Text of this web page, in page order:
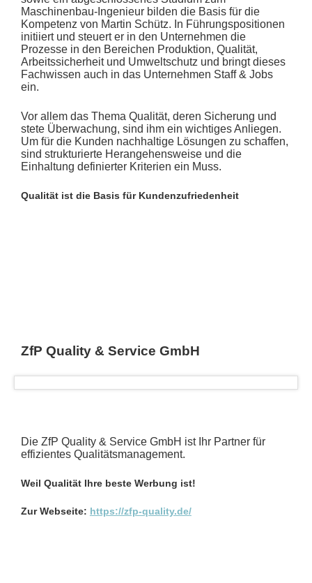
Maschinenbau-Ingenieur bilden die Basis für die
Kompetenz von Martin Schütz. In Führungspositionen
initiiert und steuert er in den Unternehmen die
Prozesse in den Bereichen Produktion, Qualität,
Arbeitssicherheit und Umweltschutz und bringt dieses
Fachwissen auch in das Unternehmen Staff & Jobs
ein.
Vor allem das Thema Qualität, deren Sicherung und
stete Überwachung, sind ihm ein wichtiges Anliegen.
Um für die Kunden nachhaltige Lösungen zu schaffen,
sind strukturierte Herangehensweise und die
Einhaltung definierter Kriterien ein Muss.
Qualität ist die Basis für Kundenzufriedenheit
ZfP Quality & Service GmbH
Die ZfP Quality & Service GmbH ist Ihr Partner für
effizientes Qualitätsmanagement.
Weil Qualität Ihre beste Werbung ist!
Zur Webseite: https://zfp-quality.de/